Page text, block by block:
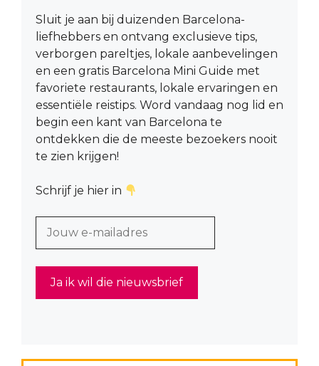
Sluit je aan bij duizenden Barcelona-
liefhebbers en ontvang exclusieve tips,
verborgen pareltjes, lokale aanbevelingen
en een gratis Barcelona Mini Guide met
favoriete restaurants, lokale ervaringen en
essentiële reistips. Word vandaag nog lid en
begin een kant van Barcelona te
ontdekken die de meeste bezoekers nooit
te zien krijgen!
Schrijf je hier in